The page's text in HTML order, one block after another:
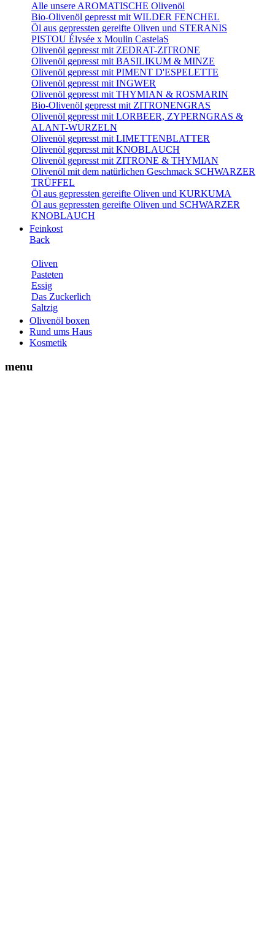
Alle unsere AROMATISCHE Olivenöl
Bio-Olivenöl gepresst mit WILDER FENCHEL
Öl aus gepressten gereifte Oliven und STERANIS
PISTOU Élysée x Moulin CastelaS
Olivenöl gepresst mit ZEDRAT-ZITRONE
Olivenöl gepresst mit BASILIKUM & MINZE
Olivenöl gepresst mit PIMENT D'ESPELETTE
Olivenöl gepresst mit INGWER
Olivenöl gepresst mit THYMIAN & ROSMARIN
Bio-Olivenöl gepresst mit ZITRONENGRAS
Olivenöl gepresst mit LORBEER, ZYPERNGRAS &
ALANT-WURZELN
Olivenöl gepresst mit LIMETTENBLATTER
Olivenöl gepresst mit KNOBLAUCH
Olivenöl gepresst mit ZITRONE & THYMIAN
Olivenöl mit dem natürlichen Geschmack SCHWARZER
TRÜFFEL
Öl aus gepressten gereifte Oliven und KURKUMA
Öl aus gepressten gereifte Oliven und SCHWARZER
KNOBLAUCH
Feinkost
Back
Oliven
Pasteten
Essig
Das Zuckerlich
Saltzig
Olivenöl boxen
Rund ums Haus
Kosmetik
menu